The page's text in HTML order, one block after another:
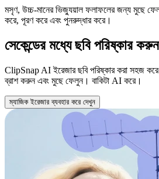
মসৃণ, উচ্চ-মানের ভিজ্যুয়াল ফলাফলের জন্য মুছে
করে, পূরণ করে এবং পুনরুদ্ধার করে।
সেকেন্ডের মধ্যে ছবি পরিষ্কার করুন
ClipSnap AI ইরেজার ছবি পরিষ্কার করা সহজ
ব্রাশ করুন এবং মুছে ফেলুন। বাকিটা AI করে।
ম্যাজিক ইরেজার ব্যবহার করে দেখুন